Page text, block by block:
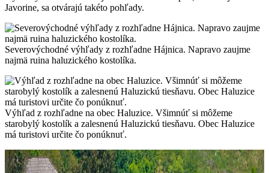
Javorine, sa otvárajú takéto pohľady.
Severovýchodné výhľady z rozhľadne Hájnica. Napravo zaujme
najmä ruina haluzického kostolíka.
Výhľad z rozhľadne na obec Haluzice. Všimnúť si môžeme
starobylý kostolík a zalesnenú Haluzickú tiesňavu. Obec Haluzice
má turistovi určite čo ponúknuť.